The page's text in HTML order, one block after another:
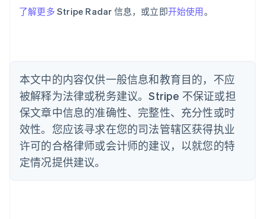
了解更多 Stripe Radar 信息，或立即开始使用。
本文中的内容仅供一般信息和教育目的，不应
被解释为法律或税务建议。Stripe 不保证或担
保文章中信息的准确性、完整性、充分性或时
效性。您应该寻求在您的司法管辖区获得执业
许可的合格律师或会计师的建议，以就您的特
定情况提供建议。
比利时
丹麦
English
德国
DeutschEnglish
法国
Français English
芬兰
English Svenska
荷兰